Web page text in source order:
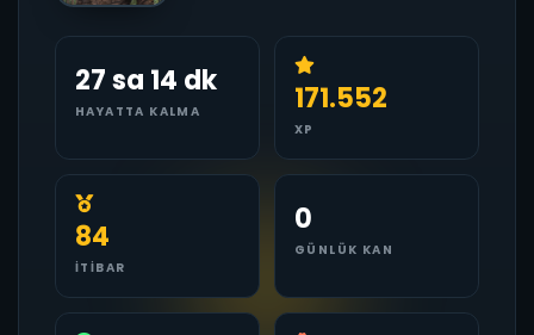
27 sa 14 dk
HAYATTA KALMA 171.552
XP
84
İTIBAR
0
GÜNLÜK KAN